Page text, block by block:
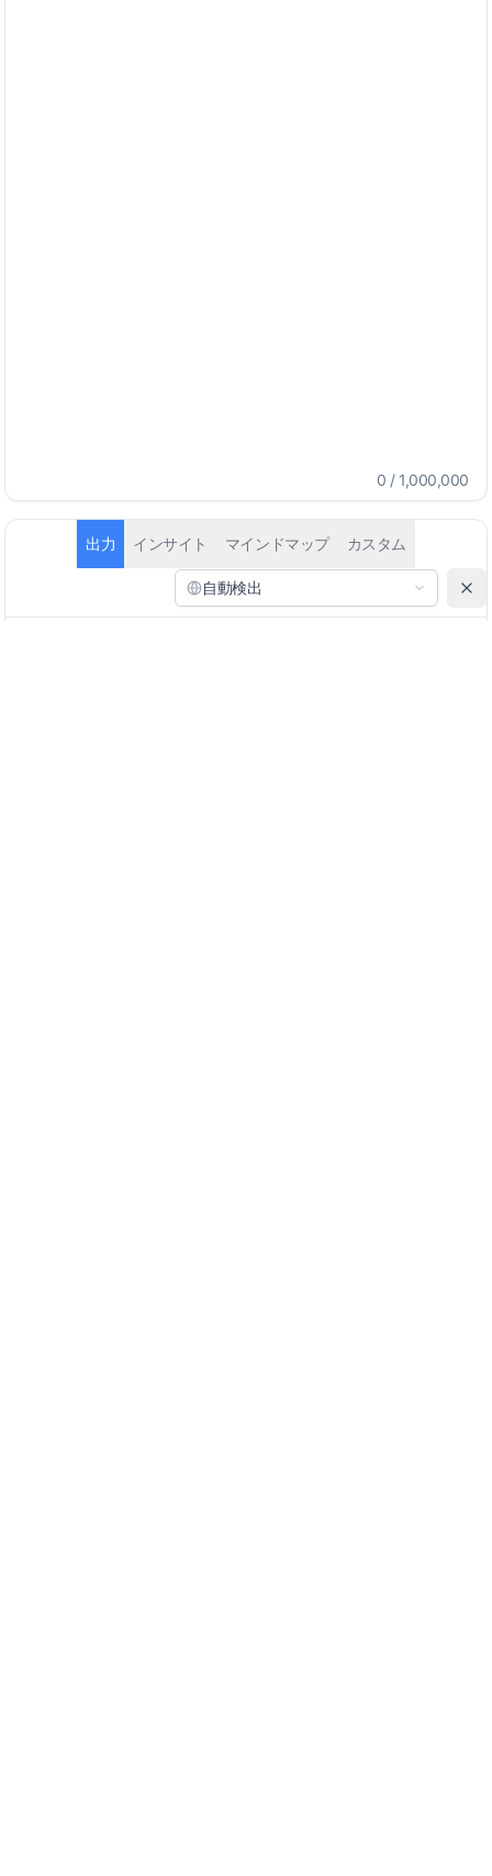
0 / 1,000,000
出力 インサイト マインドマップ カスタム
自動検出